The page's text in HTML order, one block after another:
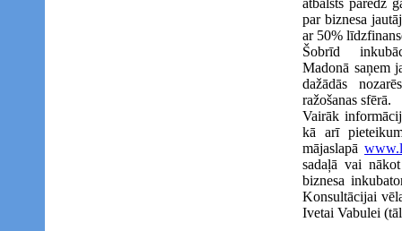
atbalsts paredz
par biznesa
ar 50%
Šobrīd
Madonā saņem
dažādās
ražošanas sfērā.
Vairāk
kā arī
mājaslapā
sadaļā vai
biznesa
Konsultācijai
Ivetai Vabulei